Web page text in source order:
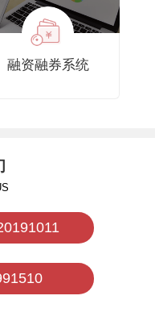
融资融券系统